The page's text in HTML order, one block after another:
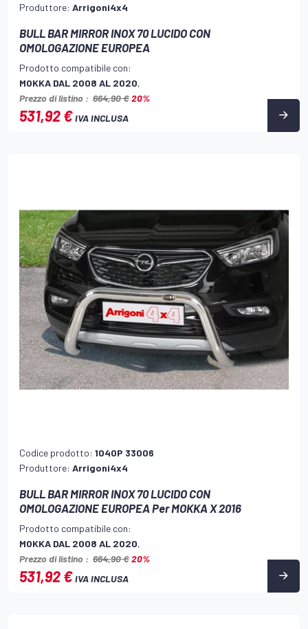
Produttore: Arrigoni4x4
BULL BAR MIRROR INOX 70 LUCIDO CON
OMOLOGAZIONE EUROPEA
Prodotto compatibile con:
MOKKA DAL 2008 AL 2020,
Prezzo di listino : 664,90 €20%
531,92 €IVA INCLUSA
Codice prodotto: 104OP 33006
Produttore: Arrigoni4x4
BULL BAR MIRROR INOX 70 LUCIDO CON
OMOLOGAZIONE EUROPEA Per MOKKA X 2016
Prodotto compatibile con:
MOKKA DAL 2008 AL 2020,
Prezzo di listino : 664,90 €20%
531,92 €IVA INCLUSA